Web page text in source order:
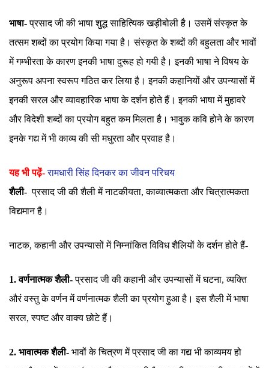
भाषा-प्रसाद जी की भाषा शुद्ध साहित्यिक खड़ीबोली है। उसमें संस्कृत के
तत्सम शब्दों का प्रयोग किया गया है। संस्कृत के शब्दों की बहुलता और भावों
में गम्भीरता के कारण इनकी भाषा दुरूह हो गयी है। इनकी भाषा ने विषय के
अनुरूप अपना स्वरूप गठित कर लिया है। इनकी कहानियों और उपन्यासों में
इनकी सरल और व्यावहारिक भाषा के दर्शन होते हैं। इनकी भाषा में मुहावरे
और विदेशी शब्दों का प्रयोग बहुत कम मिलता है। भावुक कवि होने के कारण
इनके गद्य में भी काव्य की सी मधुरता और प्रवाह है।
यह भी पढ़ें-रामधारी सिंह दिनकर का जीवन परिचय
शैली-प्रसाद जी की शैली में नाटकीयता, काव्यात्मकता और चित्रात्मकता
विद्यमान है।
नाटक, कहानी और उपन्यासों में निम्नांकित विविध शैलियों के दर्शन होते हैं-
1. वर्णनात्मक शैली-प्रसाद जी की कहानी और उपन्यासों में घटना, व्यक्ति
औरं वस्तु के वर्णन में वर्णनात्मक शैली का प्रयोग हुआ है। इस शैली में भाषा
सरल, स्पष्ट और वाक्य छोटे हैं।
2. भावात्मक शैली- भावों के चित्रण में प्रसाद जी का गद्य भी काव्यमय हो